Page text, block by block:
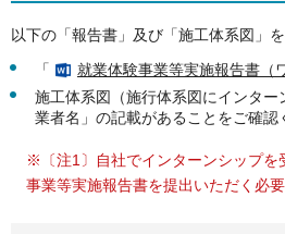
以下の「報告書」及び「施工体系図」を
「 就業体験事業等実施報告書（
施工体系図（施行体系図にインタ
業者名」の記載があることをご確認
※〔注1〕自社でインターンシップを
事業等実施報告書を提出いただく必要